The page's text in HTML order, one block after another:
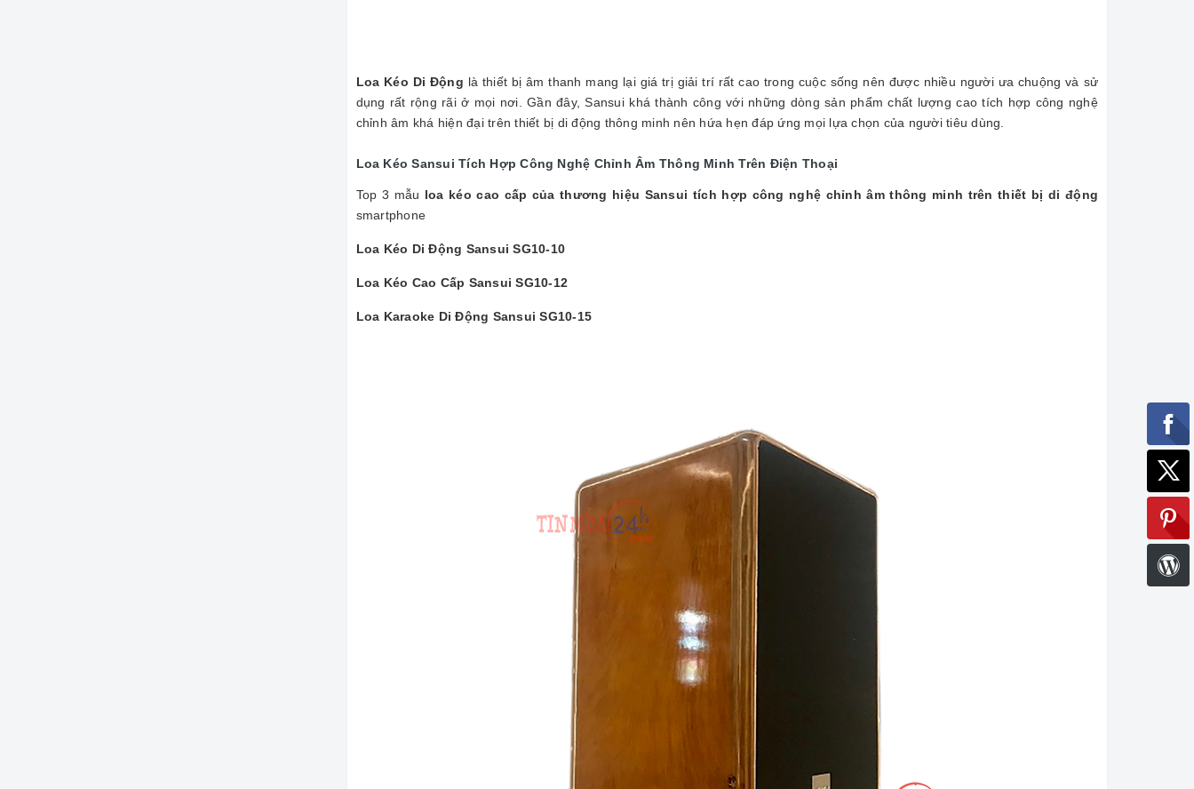
Loa Kéo Di Động là thiết bị âm thanh mang lại giá trị giải trí rất cao trong cuộc sống nên được nhiều người ưa chuộng và sử
dụng rất rộng rãi ở mọi nơi. Gần đây, Sansui khá thành công với những dòng sản phẩm chất lượng cao tích hợp công nghệ
chỉnh âm khá hiện đại trên thiết bị di động thông minh nên hứa hẹn đáp ứng mọi lựa chọn của người tiêu dùng.
Loa Kéo Sansui Tích Hợp Công Nghệ Chỉnh Âm Thông Minh Trên Điện Thoại
Top 3 mẫu loa kéo cao cấp của thương hiệu Sansui tích hợp công nghệ chỉnh âm thông minh trên thiết bị di động
smartphone
Loa Kéo Di Động Sansui SG10-10
Loa Kéo Cao Cấp Sansui SG10-12
Loa Karaoke Di Động Sansui SG10-15